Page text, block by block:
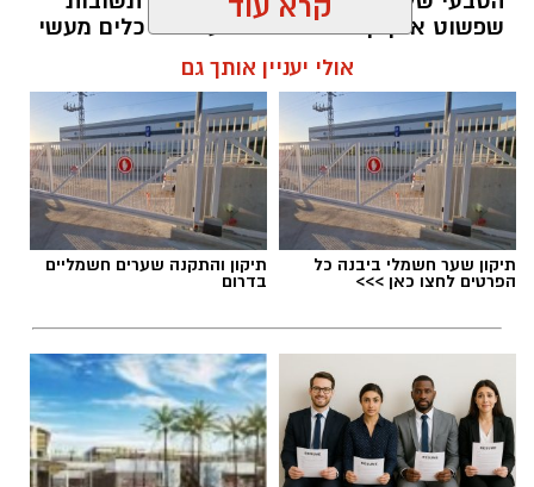
שפשוט אינן קיימות. הוא מציע ארגז כלים מעשי
שיעזור לנו, בהדרגה, להשתחרר מהכאב ולהמשיך
הלב שלנו אולי נשבר לפעמים, אבל אנחנו לא
חייבים להישבר יחד איתו.
מערכת האתר / 09:04 23.07.26
תגים: טד
קרא עוד
אולי יעניין אותך גם
תיקון שער חשמלי ביבנה כל
הפרטים לחצו כאן >>>
תיקון והתקנה שערים חשמליים
בדרום